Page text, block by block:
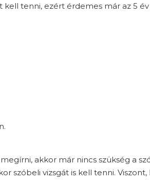
kell tenni, ezért érdemes már az 5
akkor már nincs szükség a
szóbeli vizsgát is kell tenni. Viszont,